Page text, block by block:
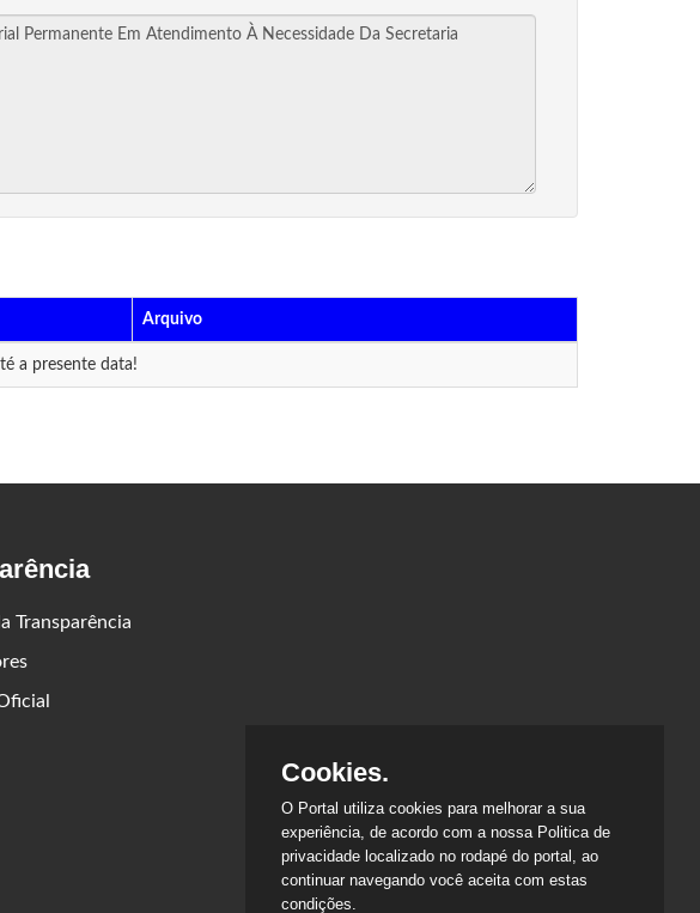
Arquivo
a presente data!
Transparência
Cookies.
O Portal utiliza cookies para melhorar a sua
experiência, de acordo com a nossa Politica de
privacidade localizado no rodapé do portal, ao
continuar navegando você aceita com estas
condições.